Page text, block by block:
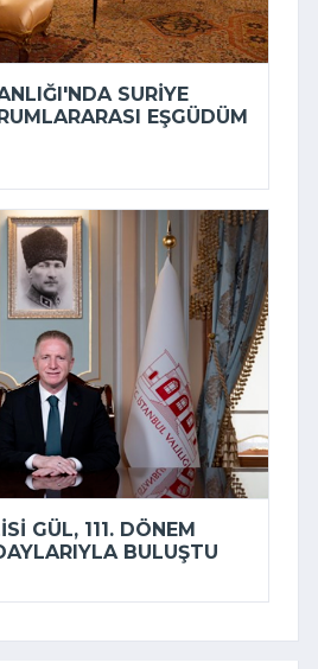
SURIYE
EŞGÜDÜM
GÜL, 111. DÖNEM
BULUŞTU